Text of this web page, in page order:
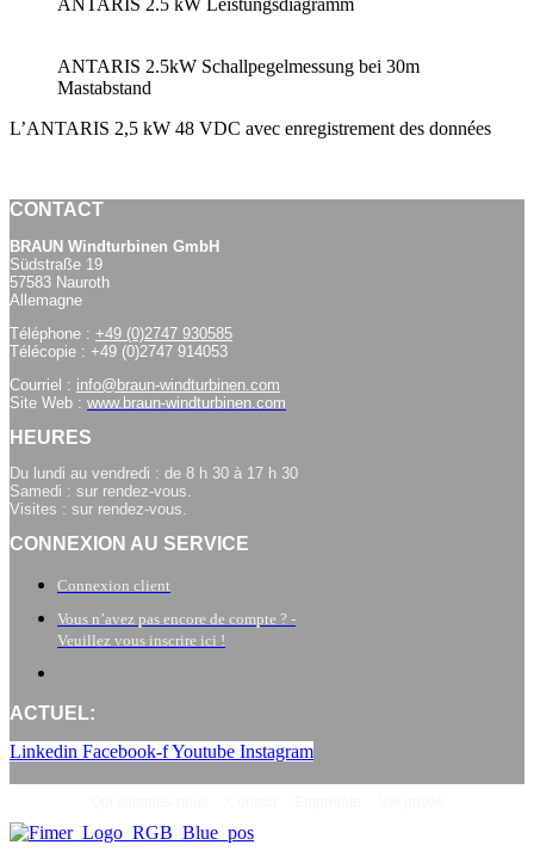
ANTARIS 2.5 kW Leistungsdiagramm
ANTARIS 2.5kW Schallpegelmessung bei 30m
Mastabstand
L’ANTARIS 2,5 kW 48 VDC avec enregistrement des données
CONTACT
BRAUN Windturbinen GmbH
Südstraße 19
57583 Nauroth
Allemagne
Téléphone : +49 (0)2747 930585
Télécopie : +49 (0)2747 914053
Courriel : info@braun-windturbinen.com
Site Web : www.braun-windturbinen.com
HEURES
Du lundi au vendredi : de 8 h 30 à 17 h 30
Samedi : sur rendez-vous.
Visites : sur rendez-vous.
CONNEXION AU SERVICE
Connexion client
Vous n’avez pas encore de compte ? -
Veuillez vous inscrire ici !
ACTUEL:
Linkedin Facebook-fYoutube Instagram